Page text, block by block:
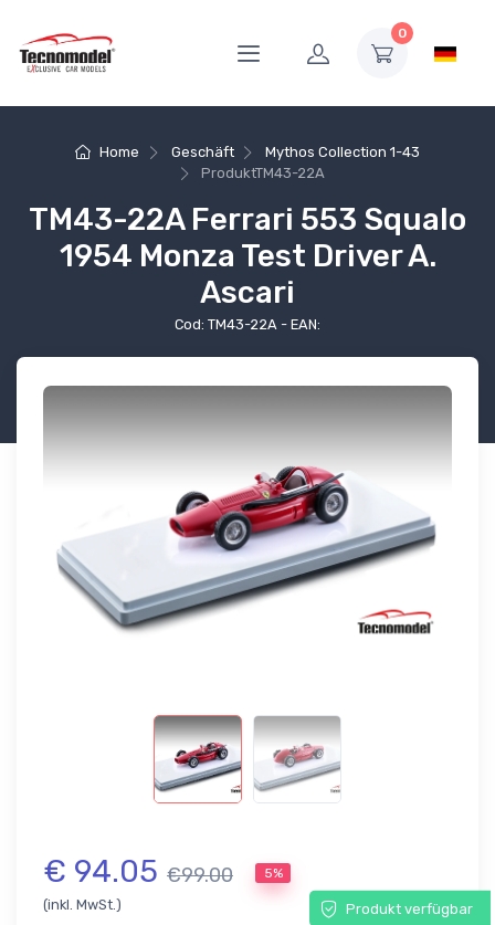
0
Home Geschäft
Mythos Collection 1-43
ProduktTM43-22A
TM43-22A Ferrari 553 Squalo
1954 Monza Test Driver A.
Ascari
Cod: TM43-22A - EAN:
€ 94.05 €99.00 5%
(inkl. MwSt.) Produkt verfügbar